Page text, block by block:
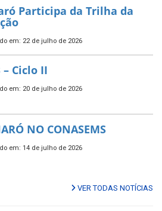
Participa da Trilha da
em: 22 de julho de 2026
– Ciclo II
em: 20 de julho de 2026
NO CONASEMS
em: 14 de julho de 2026
VER TODAS NOTÍCIAS